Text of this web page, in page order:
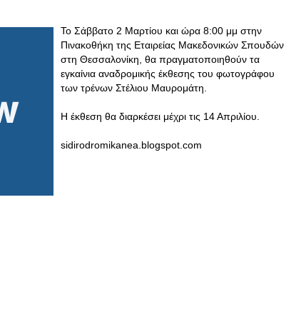
Το Σάββατο 2 Μαρτίου και ώρα 8:00 μμ στην
Πινακοθήκη της Εταιρείας Μακεδονικών Σπουδών
στη Θεσσαλονίκη, θα πραγματοποιηθούν τα
εγκαίνια αναδρομικής έκθεσης του φωτογράφου
των τρένων Στέλιου Μαυρομάτη.
Η έκθεση θα διαρκέσει μέχρι τις 14 Απριλίου.
sidirodromikanea.blogspot.com